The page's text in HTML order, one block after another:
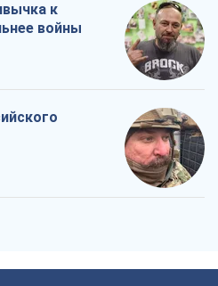
к
войны